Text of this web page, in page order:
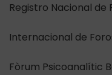
Registro Nacional de
Internacional de
Fòrum Psicoanalític